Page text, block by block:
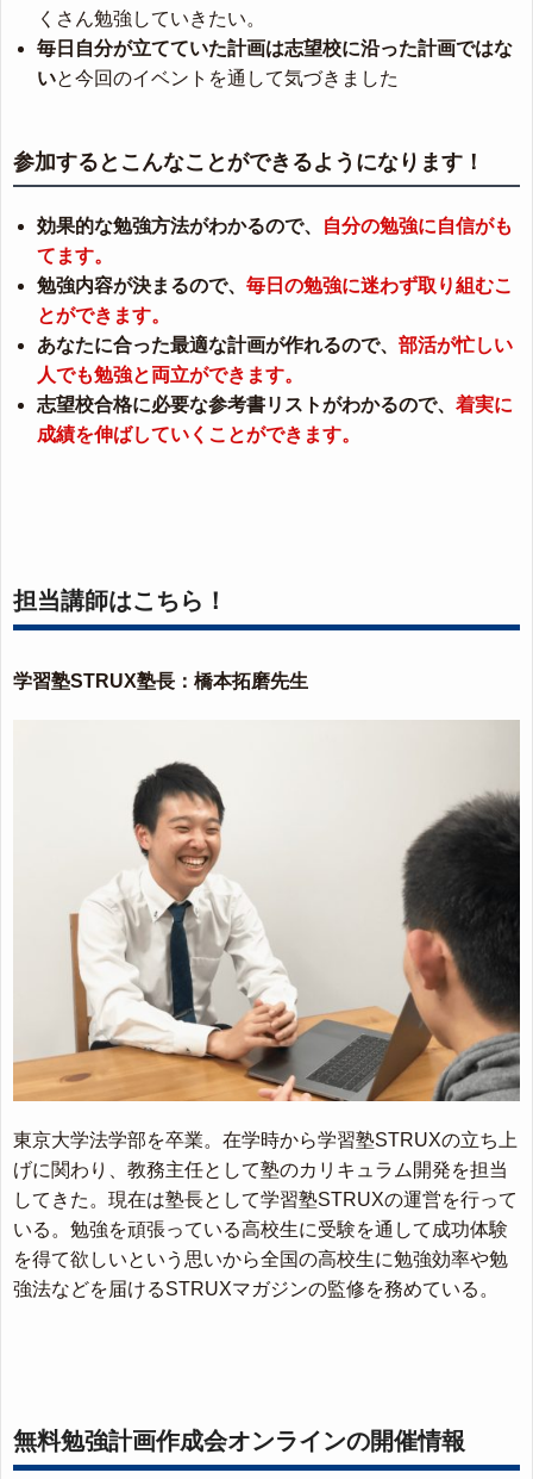
くさん勉強していきたい。
毎日自分が立てていた計画は志望校に沿った計画ではな
いと今回のイベントを通して気づきました
参加するとこんなことができるようになります！
効果的な勉強方法がわかるので、
自分の勉強に自信がも
てます。
勉強内容が決まるので、 毎日の勉強に迷わず取り組むこ
とができます。
あなたに合った最適な計画が作れるので、 部活が忙しい
人でも勉強と両立ができます。
志望校合格に必要な参考書リストがわかるので、 着実に
成績を伸ばしていくことができます。
担当講師はこちら！
学習塾STRUX塾長：橋本拓磨先生
東京大学法学部を卒業。在学時から学習塾STRUXの立ち上
げに関わり、教務主任として塾のカリキュラム開発を担当
してきた。現在は塾長として学習塾STRUXの運営を行って
いる。勉強を頑張っている高校生に受験を通して成功体験
を得て欲しいという思いから全国の高校生に勉強効率や勉
強法などを届けるSTRUXマガジンの監修を務めている。
無料勉強計画作成会オンラインの開催情報